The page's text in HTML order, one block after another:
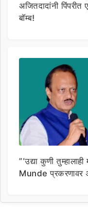
अजितदादांनी
बॉम्ब!
”‘उद्या कुणी
Munde प्रकरणावर